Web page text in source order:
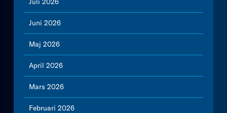
Juni 2026
Maj 2026
April 2026
Mars 2026
Februari 2026